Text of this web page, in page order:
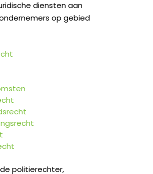
diensten aan
op gebied
politierechter,